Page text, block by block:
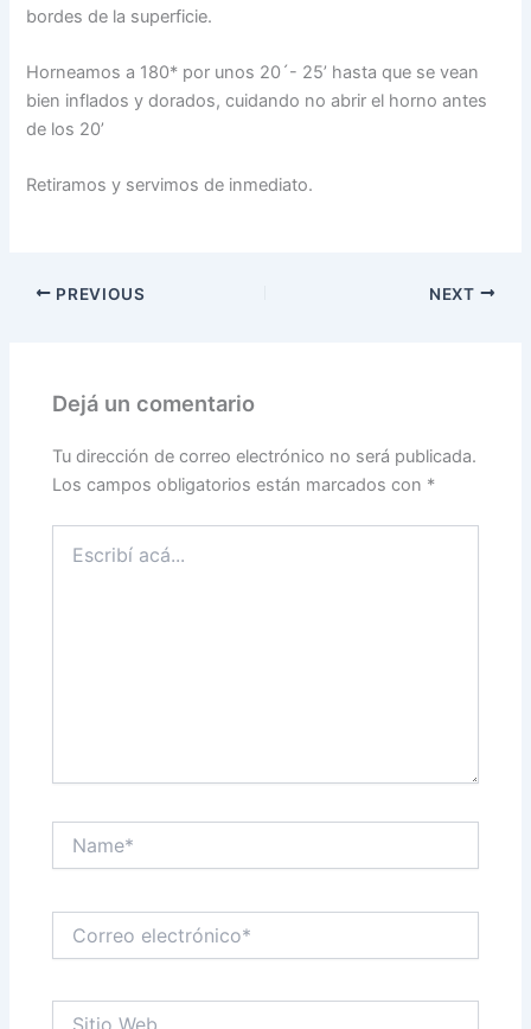
bordes de la superficie.
Horneamos a 180* por unos 20´- 25’ hasta que se vean
bien inflados y dorados, cuidando no abrir el horno antes
de los 20’
Retiramos y servimos de inmediato.
PREVIOUS NEXT
Dejá un comentario
Tu dirección de correo electrónico no será publicada.
Los campos obligatorios están marcados con *
acá...
electrónico*